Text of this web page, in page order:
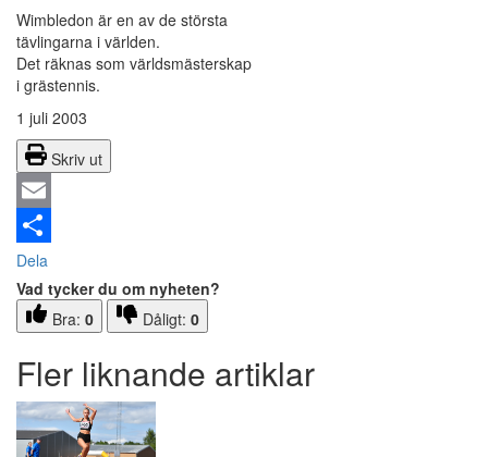
Wimbledon är en av de största
tävlingarna i världen.
Det räknas som världsmästerskap
i grästennis.
1 juli 2003
Skriv ut
Email
Dela
Vad tycker du om nyheten?
Bra: 0 Dåligt: 0
Fler liknande artiklar